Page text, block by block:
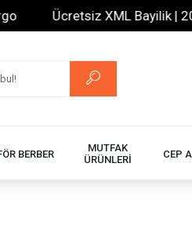
Ücretsiz XML Bayilik |
BERBER
MUTFAK
ÜRÜNLERİ
CEP